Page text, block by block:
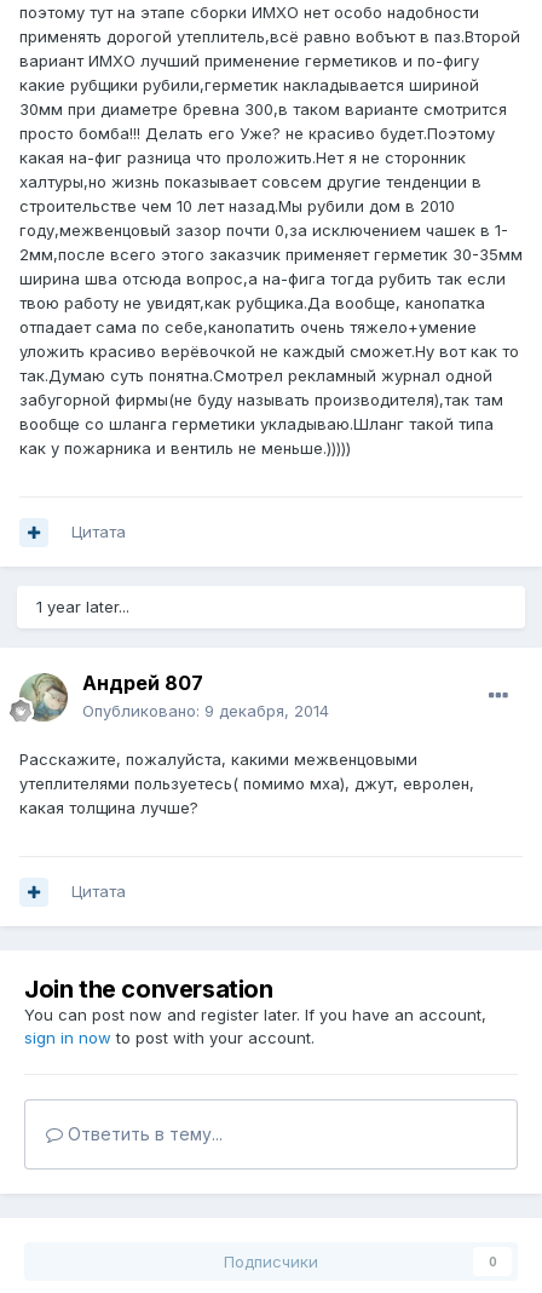
поэтому тут на этапе сборки ИМХО нет особо надобности
применять дорогой утеплитель,всё равно вобъют в паз.Второй
вариант ИМХО лучший применение герметиков и по-фигу
какие рубщики рубили,герметик накладывается шириной
30мм при диаметре бревна 300,в таком варианте смотрится
просто бомба!!! Делать его Уже? не красиво будет.Поэтому
какая на-фиг разница что проложить.Нет я не сторонник
халтуры,но жизнь показывает совсем другие тенденции в
строительстве чем 10 лет назад.Мы рубили дом в 2010
году,межвенцовый зазор почти 0,за исключением чашек в 1-
2мм,после всего этого заказчик применяет герметик 30-35мм
ширина шва отсюда вопрос,а на-фига тогда рубить так если
твою работу не увидят,как рубщика.Да вообще, канопатка
отпадает сама по себе,канопатить очень тяжело+умение
уложить красиво верёвочкой не каждый сможет.Ну вот как то
так.Думаю суть понятна.Смотрел рекламный журнал одной
забугорной фирмы(не буду называть производителя),так там
вообще со шланга герметики укладываю.Шланг такой типа
как у пожарника и вентиль не меньше.)))))
Цитата
1 year later...
Андрей 807
Опубликовано: 9 декабря, 2014
Расскажите, пожалуйста, какими межвенцовыми
утеплителями пользуетесь( помимо мха), джут, евролен,
какая толщина лучше?
Цитата
Join the conversation
You can post now and register later. If you have an account,
sign in now to post with your account.
Ответить в тему...
Подписчики 0